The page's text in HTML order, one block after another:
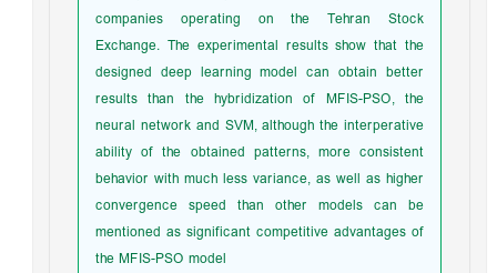
companies operating on the Tehran Stock
Exchange. The experimental results show that the
designed deep learning model can obtain better
results than the hybridization of MFIS-PSO, the
neural network and SVM, although the interperative
ability of the obtained patterns, more consistent
behavior with much less variance, as well as higher
convergence speed than other models can be
mentioned as significant competitive advantages of
the MFIS-PSO model